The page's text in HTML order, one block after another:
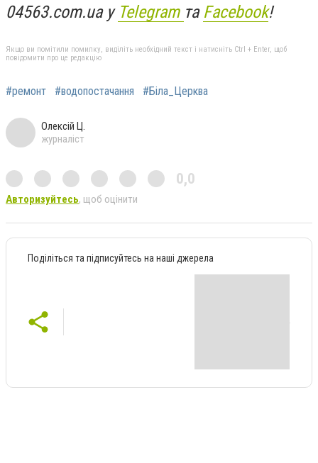
04563.com.ua у Telegram та Facebook!
Якщо ви помітили помилку, виділіть необхідний текст і натисніть Ctrl + Enter, щоб
повідомити про це редакцію
#ремонт #водопостачання #Біла_Церква
Олексій Ц.
журналіст
0,0
Авторизуйтесь, щоб оцінити
Поділіться та підписуйтесь на наші джерела